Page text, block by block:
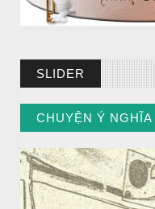
SLIDER
CHUYỆN Ý NGHĨA
BÀI NỔI BẬT
Huyền thoại vô danh